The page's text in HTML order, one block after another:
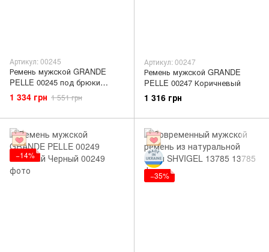
Артикул: 00245
Ремень мужской GRANDE
PELLE 00245 под брюки
Коричневый
1 334 грн 1 551 грн
Артикул: 00247
Ремень мужской GRANDE
PELLE 00247 Коричневый
1 316 грн
−14%
−35%